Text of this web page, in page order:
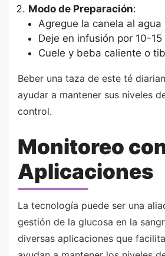
Modo de Preparación:
Agregue la canela al agua
Deje en infusión por 10-
Cuele y beba caliente o
Beber una taza de este té
ayudar a mantener sus niveles
control.
Monitoreo
Aplicaciones
La tecnología puede ser una
gestión de la glucosa en la
diversas aplicaciones que